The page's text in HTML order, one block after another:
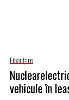
Finanţare
vehicule în